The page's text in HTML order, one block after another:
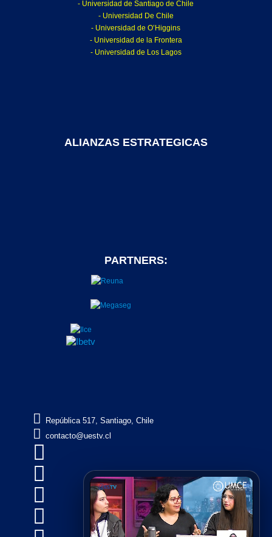
- Universidad de Santiago de Chile
- Universidad De Chile
- Universidad de O’Higgins
- Universidad de la Frontera
- Universidad de Los Lagos
ALIANZAS ESTRATEGICAS
PARTNERS:
 República 517, Santiago, Chile
 contacto@uestv.cl



